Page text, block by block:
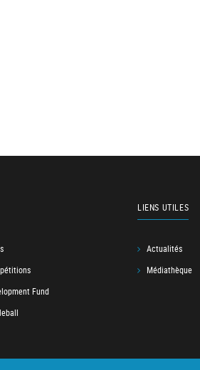
Fund
LIENS UTILES
Actualités
Médiathèque